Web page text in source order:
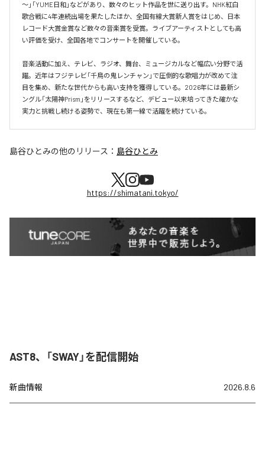
～」「YUME日和」などがあり、数々のヒット作品を世に送り出す。NHK紅白
歌合戦に4年連続出場を果たしたほか、全国有線大賞新人賞をはじめ、日本
レコード大賞金賞など数々の音楽賞を受賞。ライブアーティストとしても高
い評価を受け、全国各地でコンサートを開催している。
音楽活動に加え、テレビ、ラジオ、舞台、ミュージカルなど幅広い分野で活
躍。近年はフジテレビ「千鳥の鬼レンチャン」で圧倒的な歌唱力が改めて注
目を集め、新たな世代からも高い支持を獲得している。2026年には最新シ
ングル「太陽神Prism」をリリースするなど、デビュー以来培ってきた確かな
実力と挑戦し続ける姿勢で、現在も第一線で活躍を続けている。
島谷ひとみの他のリリース： 島谷ひとみ
https://shimatani.tokyo/
AST8、「SWAY」を配信開始
新曲情報 2026.8.6